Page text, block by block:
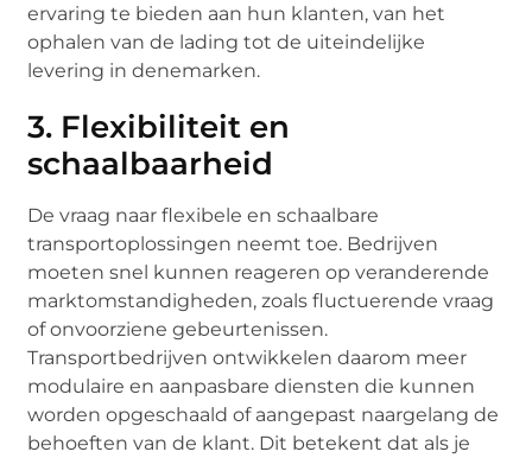
ervaring te bieden aan hun klanten, van het
ophalen van de lading tot de uiteindelijke
levering in denemarken.
3. Flexibiliteit en
schaalbaarheid
De vraag naar flexibele en schaalbare
transportoplossingen neemt toe. Bedrijven
moeten snel kunnen reageren op veranderende
marktomstandigheden, zoals fluctuerende vraag
of onvoorziene gebeurtenissen.
Transportbedrijven ontwikkelen daarom meer
modulaire en aanpasbare diensten die kunnen
worden opgeschaald of aangepast naargelang de
behoeften van de klant. Dit betekent dat als je